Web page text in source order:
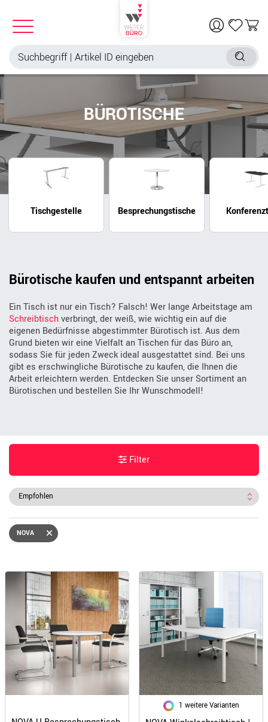
BÜROTISCHE
Bürotische kaufen und entspannt arbeiten
Ein Tisch ist nur ein Tisch? Falsch! Wer lange Arbeitstage am
Schreibtischverbringt, der weiß, wie wichtig ein auf die
eigenen Bedürfnisse abgestimmter Bürotisch ist. Aus dem
Grund bieten wir eine Vielfalt an Tischen für das Büro an,
sodass Sie für jeden Zweck ideal ausgestattet sind. Bei uns
gibt es erschwingliche Bürotische zu kaufen, die Ihnen die
Arbeit erleichtern werden. Entdecken Sie unser Sortiment an
Bürotischen und bestellen Sie Ihr Wunschmodell!
Tischgestelle Besprechungstische
Filter
NOVA
1 weitere Varianten